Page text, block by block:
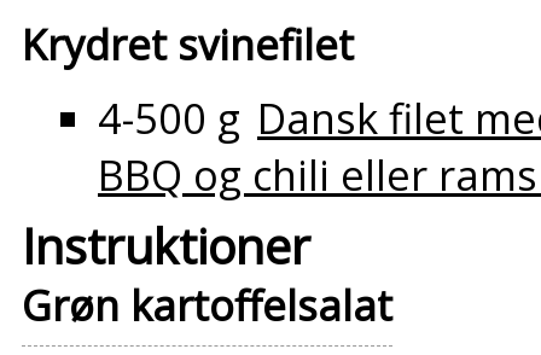
Krydret svinefilet
4-500 g Dansk filet
BBQ og chili eller
Instruktioner
Grøn kartoffelsalat